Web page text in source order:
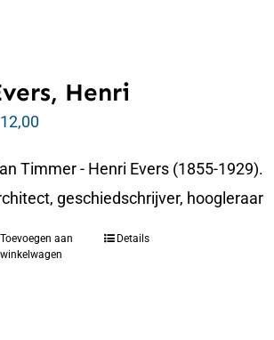
Henri
Timmer - Henri Evers (1855-1929).
geschiedschrijver, hoogleraar
Toevoegen aan
winkelwagen
Details